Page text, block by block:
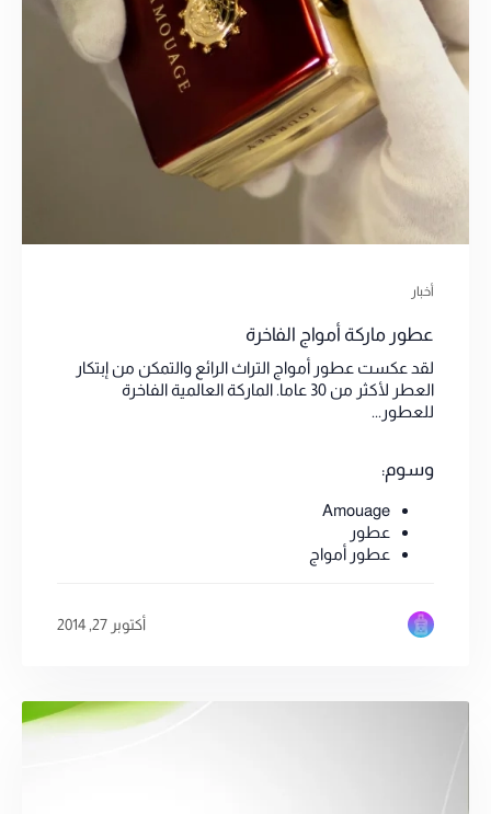
أخبار
عطور ماركة أمواج الفاخرة
لقد عكست عطور أمواج التراث الرائع والتمكن من إبتكار
العطر لأكثر من 30 عاما. الماركة العالمية الفاخرة
للعطور...
وسوم:
Amouage
عطور
عطور أمواج
أكتوبر 27, 2014